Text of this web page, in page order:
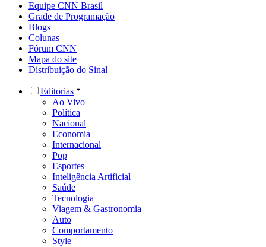
Equipe CNN Brasil
Grade de Programação
Blogs
Colunas
Fórum CNN
Mapa do site
Distribuição do Sinal
Editorias
Ao Vivo
Política
Nacional
Economia
Internacional
Pop
Esportes
Inteligência Artificial
Saúde
Tecnologia
Viagem & Gastronomia
Auto
Comportamento
Style